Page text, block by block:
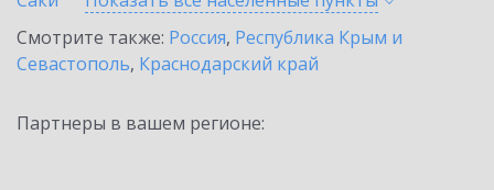
Смотрите также: Россия, Республика Крым и
Севастополь, Краснодарский край
Партнеры в вашем регионе: